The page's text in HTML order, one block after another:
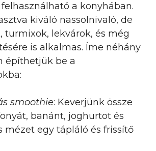
a konyhában.
kiváló nassolnivaló, de
turmixok, lekvárok, és még
is alkalmas. Íme néhány
építhetjük be a
smoothie: Keverjünk össze
banánt, joghurtot és
mézet egy tápláló és frissítő